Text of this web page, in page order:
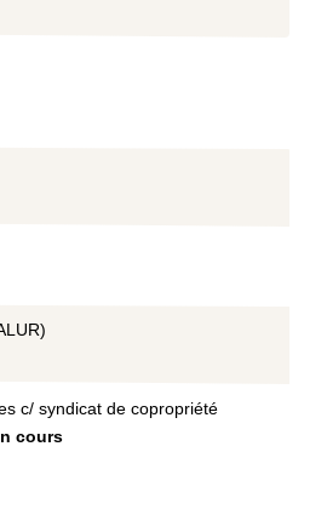
c/ syndicat de copropriété
cours